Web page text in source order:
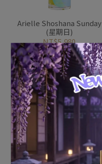
Arielle Shoshana Sunday
(星期日)
NT$5,980
加入購物車